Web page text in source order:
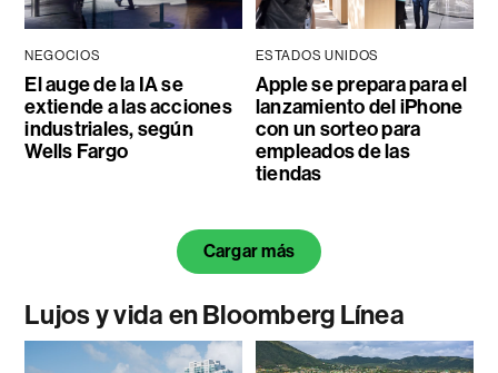
NEGOCIOS
El auge de la IA se
extiende a las acciones
industriales, según
Wells Fargo
ESTADOS UNIDOS
Apple se prepara para el
lanzamiento del iPhone
con un sorteo para
empleados de las
tiendas
Cargar más
Lujos y vida en Bloomberg Línea